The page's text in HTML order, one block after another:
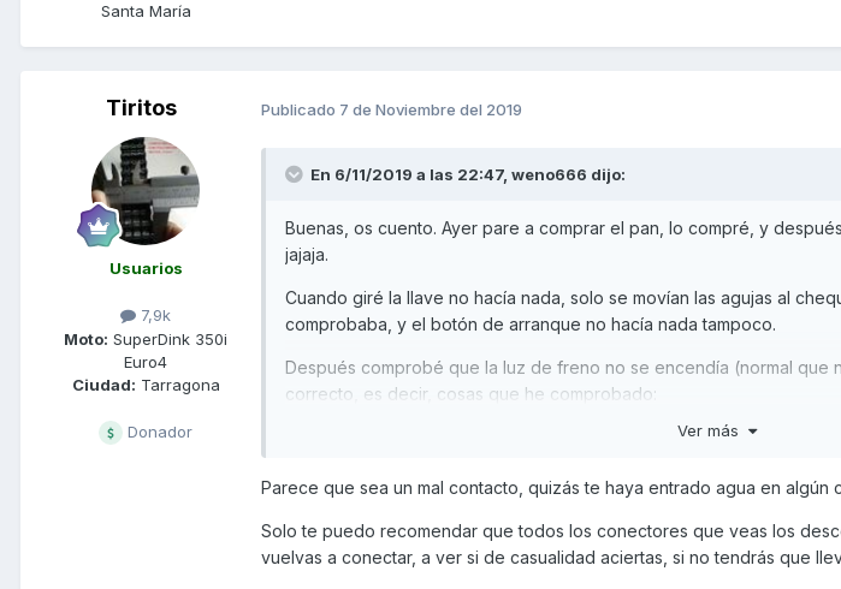
Santa María
Tiritos
Usuarios
7,9k
Moto: SuperDink 350i
Euro4
Ciudad: Tarragona
Donador
Publicado 7 de Noviembre del 2019
En 6/11/2019 a las 22:47, weno666 dijo:
Buenas, os cuento. Ayer pare a comprar el pan, lo compré, y
jajaja.
Cuando giré la llave no hacía nada, solo se movían las agujas al
comprobaba, y el botón de arranque no hacía nada tampoco.
Después comprobé que la luz de freno no se encendía (normal que
correcto, es decir, cosas que he comprobado:
Fusibles ok, pata ok, botón de arranque y desconexión y piña en
Ahora lo que hace al girar la llave es: le llega corriente a un relé justo
Ver más
Parece que sea un mal contacto, quizás te haya entrado agua en algún
Solo te puedo recomendar que todos los conectores que veas los
vuelvas a conectar, a ver si de casualidad aciertas, si no tendrás que